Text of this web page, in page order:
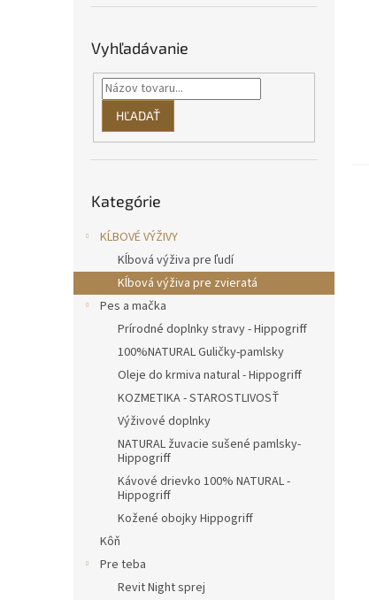
Vyhľadávanie
HĽADAŤ
kategórie
Kategórie
KĹBOVÉ VÝŽIVY
Kĺbová výživa pre ľudí
Kĺbová výživa pre zvieratá
Pes a mačka
Prírodné doplnky stravy - Hippogriff
100%NATURAL Guličky-pamlsky
Oleje do krmiva natural - Hippogriff
KOZMETIKA - STAROSTLIVOSŤ
Výživové doplnky
NATURAL žuvacie sušené pamlsky-
Hippogriff
Kávové drievko 100% NATURAL -
Hippogriff
Kožené obojky Hippogriff
Kôň
Pre teba
Revit Night sprej